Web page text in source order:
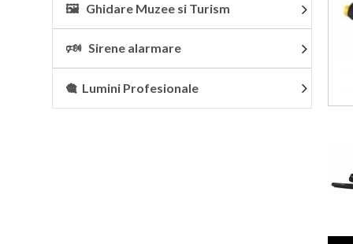
🖼 Ghidare Muzee si Turism
🕬 Sirene alarmare
🎕 Lumini Profesionale